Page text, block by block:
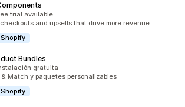
total
trial available
and upsells that drive more revenue
Bundles
total
gratuita
& Match y paquetes personalizables